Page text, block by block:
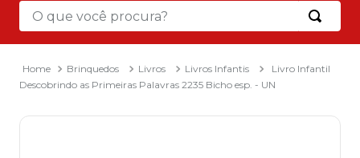
O que você procura?
Brinquedos Livros Livros Infantis
Livro Infantil
Descobrindo as Primeiras Palavras 2235 Bicho esp. - UN
Termos mais buscados
mochila
2º sacola
3º mala